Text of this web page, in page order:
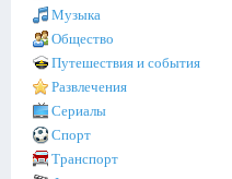
Музыка
Общество
Путешествия и события
Развлечения
Сериалы
Спорт
Транспорт